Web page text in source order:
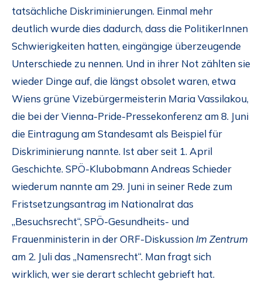
tatsächliche Diskriminierungen. Einmal mehr
deutlich wurde dies dadurch, dass die PolitikerInnen
Schwierigkeiten hatten, eingängige überzeugende
Unterschiede zu nennen. Und in ihrer Not zählten sie
wieder Dinge auf, die längst obsolet waren, etwa
Wiens grüne Vizebürgermeisterin Maria Vassilakou,
die bei der Vienna-Pride-Pressekonferenz am 8. Juni
die Eintragung am Standesamt als Beispiel für
Diskriminierung nannte. Ist aber seit 1. April
Geschichte. SPÖ-Klubobmann Andreas Schieder
wiederum nannte am 29. Juni in seiner Rede zum
Fristsetzungsantrag im Nationalrat das
„Besuchsrecht“, SPÖ-Gesundheits- und
Frauenministerin in der ORF-Diskussion Im Zentrum
am 2. Juli das „Namensrecht“. Man fragt sich
wirklich, wer sie derart schlecht gebrieft hat.